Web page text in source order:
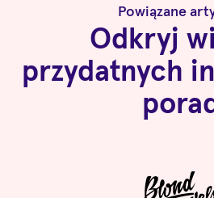
Powiązane
Odkryj
przydatnych